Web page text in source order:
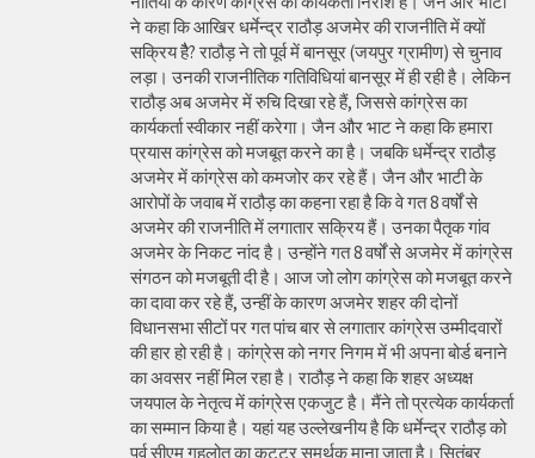
ने कहा कि आखिर धर्मेन्द्र राठौड़ अजमेर की राजनीति में क्यों
सक्रिय हैै? राठौड़ ने तो पूर्व में बानसूर (जयपुर ग्रामीण) से चुनाव
लड़ा। उनकी राजनीतिक गतिविधियां बानसूर में ही रही है। लेकिन
राठौड़ अब अजमेर में रुचि दिखा रहे हैं, जिससे कांग्रेस का
कार्यकर्ता स्वीकार नहीं करेगा। जैन और भाट ने कहा कि हमारा
प्रयास कांग्रेस को मजबूत करने का है। जबकि धर्मेन्द्र राठौड़
अजमेर में कांग्रेस को कमजोर कर रहे हैं। जैन और भाटी के
आरोपों के जवाब में राठौड़ का कहना रहा है कि वे गत 8 वर्षों से
अजमेर की राजनीति में लगातार सक्रिय हैं। उनका पैतृक गांव
अजमेर के निकट नांद है। उन्होंने गत 8 वर्षों से अजमेर में कांग्रेस
संगठन को मजबूती दी है। आज जो लोग कांग्रेस को मजबूत करने
का दावा कर रहे हैं, उन्हीं के कारण अजमेर शहर की दोनों
विधानसभा सीटों पर गत पांच बार से लगातार कांग्रेस उम्मीदवारों
की हार हो रही है। कांग्रेस को नगर निगम में भी अपना बोर्ड बनाने
का अवसर नहीं मिल रहा है। राठौड़ ने कहा कि शहर अध्यक्ष
जयपाल के नेतृत्व में कांग्रेस एकजुट है। मैंने तो प्रत्येक कार्यकर्ता
का सम्मान किया है। यहां यह उल्लेखनीय है कि धर्मेन्द्र राठौड़ को
पूर्व सीएम गहलोत का कट्टर समर्थक माना जाता है। सितंबर